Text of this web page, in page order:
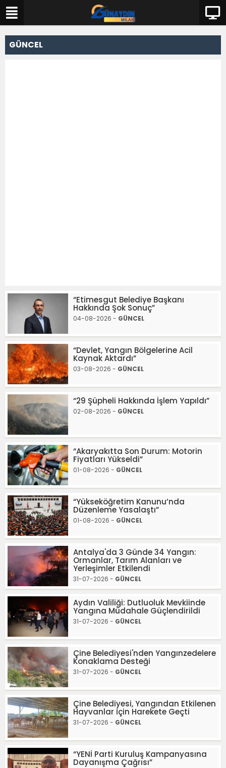
GÜNCEL
“Etimesgut Belediye Başkanı
Hakkında Şok Sonuç”
04-08-2026 - GÜNCEL
“Devlet, Yangın Bölgelerine Acil
Kaynak Aktardı”
03-08-2026 - GÜNCEL
“29 Şüpheli Hakkında İşlem Yapıldı”
02-08-2026 - GÜNCEL
“Akaryakıtta Son Durum: Motorin
Fiyatları Yükseldi”
01-08-2026 - GÜNCEL
“Yükseköğretim Kanunu’nda
Düzenleme Yasalaştı”
01-08-2026 - GÜNCEL
Antalya'da 3 Günde 34 Yangın:
Ormanlar, Tarım Alanları ve
Yerleşimler Etkilendi
31-07-2026 - GÜNCEL
Aydın Valiliği: Dutluoluk Mevkiinde
Yangına Müdahale Güçlendirildi
31-07-2026 - GÜNCEL
Çine Belediyesi'nden Yangınzedelere
Konaklama Desteği
31-07-2026 - GÜNCEL
Çine Belediyesi, Yangından Etkilenen
Hayvanlar İçin Harekete Geçti
31-07-2026 - GÜNCEL
“YENİ Parti Kuruluş Kampanyasına
Dayanışma Çağrısı”